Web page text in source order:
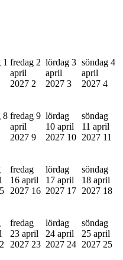
1 fredag 2
april
2027 2
lördag 3
april
2027 3
söndag 4
april
2027 4
8 fredag 9
april
2027 9
lördag
10 april
2027 10
söndag
11 april
2027 11
fredag
16 april
2027 16
lördag
17 april
2027 17
söndag
18 april
2027 18
fredag
23 april
2027 23
lördag
24 april
2027 24
söndag
25 april
2027 25